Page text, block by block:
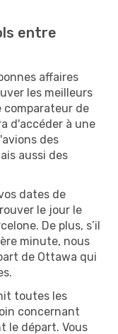
entre
affaires
les meilleurs
comparateur de
d'accéder à une
des
aussi des
dates de
le jour le
De plus, s’il
minute, nous
de Ottawa qui
toutes les
concernant
le départ. Vous